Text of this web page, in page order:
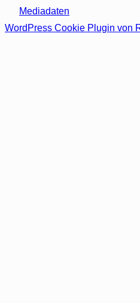
Mediadaten
WordPress Cookie Plugin von